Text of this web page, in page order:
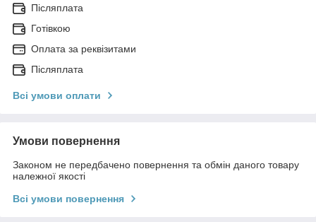
Післяплата
Готівкою
Оплата за реквізитами
Післяплата
Всі умови оплати
Умови повернення
Законом не передбачено повернення та обмін даного товару
належної якості
Всі умови повернення